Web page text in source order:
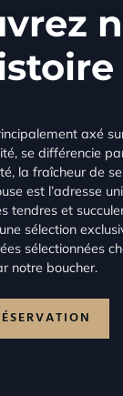
axé
se différencie
la fraîcheur de
est l’adresse
tendres et
sélection
sélectionnées
notre boucher.